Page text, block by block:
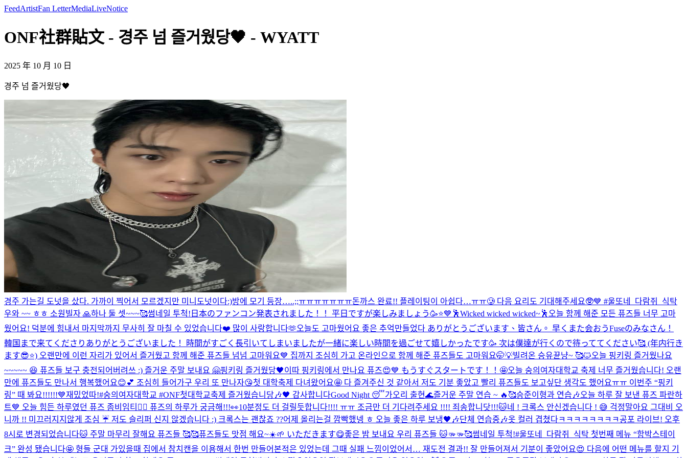
FeedArtistFan LetterMediaLiveNotice
ONF社群貼文 - 경주 넘 즐거웠당🖤 - WYATT
2025 年 10 月 10 日
경주 넘 즐거웠당🖤
경주 가는길 도넛을 샀다. 가까이 찍어서 모르겠지만 미니도넛이다:)방에 모기 등장…..;;ㅠㅠㅠㅠㅠㅠㅠ돈까스 완료!! 플레이팅이 아쉽다…ㅠㅠ🥲 다음 요리도 기대해주세요🥸💙 #울또네_다람쥐_식탁
우와 ~~ ㅎㅎ 소원빌자 🙏하나 둘 셋~~~🥰썸네일 투척! 日本のファンコン発表されました！！ 平日ですが楽しみましょう🥳⭐️💙 🕺Wicked wicked wicked~🕺 오늘 함께 해준 모든 퓨즈들 너무 고마
웠어요! 덕분에 힘내서 마지막까지 무사히 잘 마칠 수 있었습니다❤️ 많이 사랑합니다🫶오늘도 고마웠어요 좋은 추억만들었다 ありがとうございます、皆さん。 早くまた会おうFuseのみなさん！
韓国まで来てくださりありがとうございました！ 時間がすごく長引いてしまいましたが一緒に楽しい時間を過ごせて嬉しかったです🥳 次は僕達が行くので待っててください🥰 (年内行き
ます😎⭐️) 오랜만에 이런 자리가 있어서 즐거웠고 함께 해준 퓨즈들 넘넘 고마워요💙 집까지 조심히 가고 온라인으로 함께 해준 퓨즈들도 고마워요🤭💡빌려온 승유뀬냥~ 🥰🐱오늘 핑키링 즐거웠나요
~~~~~ 😆 퓨즈들 보구 충전되어버려쓰 :) 즐거운 주말 보내요 🤗핑키링 즐거웠당🖤이따 핑키링에서 만나요 퓨즈😍💙 もうすぐスタートです！！🤩오늘 숭의여자대학교 축제 너무 즐거웠습니다! 오랜
만에 퓨즈들도 만나서 행복했어요😊💕 조심히 들어가구 우리 또 만나자😘첫 대학축제 다녀왔어요🤩 다 즐겨주신 것 같아서 저도 기분 좋았고 빨리 퓨즈들도 보고싶단 생각도 했어요ㅠㅠ 이번주 “핑키
링” 때 봐요!!!!!!💙재밌었따!#숭의여자대학교 #ONF첫대학교축제 즐거웠습니당🎶🖤 감사합니다Good Night 😴가오리 출현🌊즐거운 주말 연습 ~ 🔥🥰승준이형과 연습🎶오늘 하루 잘 보낸 퓨즈 파란하
트💙 오늘 힘든 하루였던 퓨즈 좀비임티🧟‍♂️ 퓨즈의 하루가 궁금해!!!👀10분정도 더 걸릴듯합니다!!!! ㅠㅠ 조금만 더 기다려주세요 !!!! 죄송합니닷!!!🐱네 ! 크록스 안신겠습니다 ! 😅 걱정말아요 그대 비 오
니까 !! 미끄러지지않게 조심 ☔️ 저도 슬리퍼 신지 않겠습니다 :) 크록스는 괜찮죠 ??어제 올리는걸 깜빡했넹 ㅎ 오늘 좋은 하루 보냉🖤🎶단체 연습중🎶옷 컬러 겹쳤다ㅋㅋㅋㅋㅋㅋㅋㅋ공포 라이브! 오후
8시로 변경되었습니다🐱 주말 마무리 잘해요 퓨즈들 🥰🥰퓨즈들도 맛점 해요~☀️🌱 いただきます😋좋은 밤 보내요 우리 퓨즈들 🐱🫳🫳🥰썸네일 투척!#울또네_다람쥐_식탁 첫번째 메뉴 “함박스테이
크” 완성 됐습니다🤩 형들 군대 가있을때 집에서 참치캔을 이용해서 한번 만들어본적은 있었는데 그때 실패 느낌이었어서… 재도전 결과!! 잘 만들어져서 기분이 좋았어요😍 다음에 어떤 메뉴를 할지 기